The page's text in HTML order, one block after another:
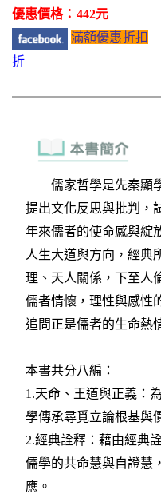
優惠價格：442元
滿額優惠折扣
折